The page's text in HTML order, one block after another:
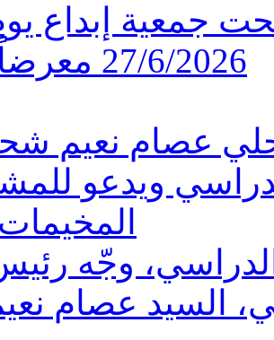
جمعية إبداع
27/6/2026 معرضاً مشتركاً
عصام نعيم
ويدعو
الدراسي، وجّه